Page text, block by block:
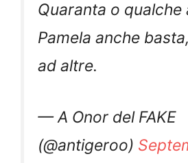
Quaranta o qualche
Pamela anche
ad altre.
— A Onor del FAKE
(@antigeroo)